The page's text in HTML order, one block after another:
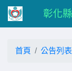
彰化
首頁 公告列表